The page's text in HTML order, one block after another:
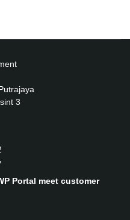
3
Portal meet customer